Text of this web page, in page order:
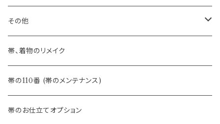
３万円台♪高見え袋帯・名古屋帯
八寸名古屋帯 (松葉仕立て)
- オールシーズン帯
- 夏帯
- 半幅帯
- 大人兵児帯
-おびやオリジナル
その他
-おびやオリジナル
-フィカレ
帯、着物のリメイク
帯の110番 (帯のメンテナンス)
帯のお仕立てオプション